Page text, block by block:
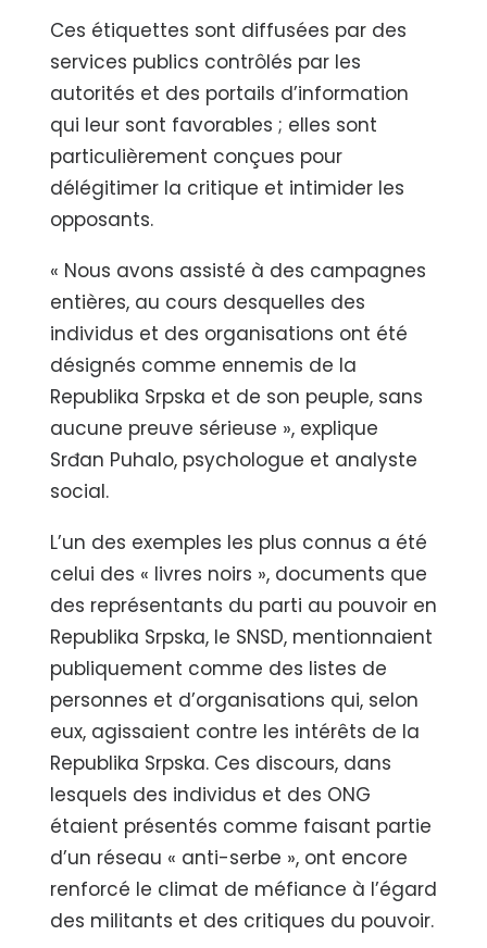
Ces étiquettes sont diffusées par des
services publics contrôlés par les
autorités et des portails d’information
qui leur sont favorables ; elles sont
particulièrement conçues pour
délégitimer la critique et intimider les
opposants.
« Nous avons assisté à des campagnes
entières, au cours desquelles des
individus et des organisations ont été
désignés comme ennemis de la
Republika Srpska et de son peuple, sans
aucune preuve sérieuse », explique
Srđan Puhalo, psychologue et analyste
social.
L’un des exemples les plus connus a été
celui des « livres noirs », documents que
des représentants du parti au pouvoir en
Republika Srpska, le SNSD, mentionnaient
publiquement comme des listes de
personnes et d’organisations qui, selon
eux, agissaient contre les intérêts de la
Republika Srpska. Ces discours, dans
lesquels des individus et des ONG
étaient présentés comme faisant partie
d’un réseau « anti-serbe », ont encore
renforcé le climat de méfiance à l’égard
des militants et des critiques du pouvoir.